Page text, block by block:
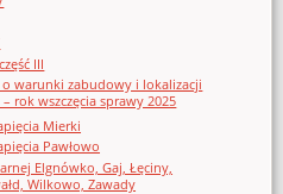
III
warunki zabudowy i lokalizacji
rok wszczęcia sprawy 2025
Mierki
Pawłowo
Elgnówko, Gaj, Łęciny,
Wilkowo, Zawady